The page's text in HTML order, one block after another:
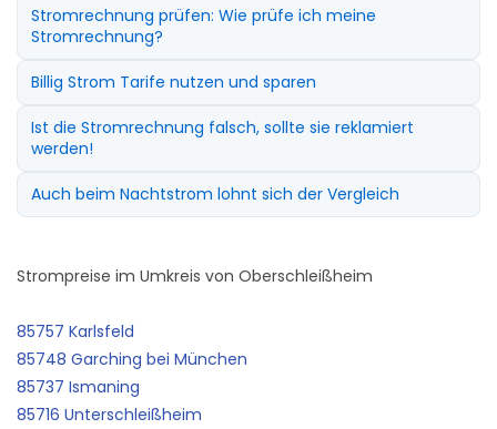
Stromrechnung prüfen: Wie prüfe ich meine
Stromrechnung?
Billig Strom Tarife nutzen und sparen
Ist die Stromrechnung falsch, sollte sie reklamiert
werden!
Auch beim Nachtstrom lohnt sich der Vergleich
Strompreise im Umkreis von Oberschleißheim
85757 Karlsfeld
85748 Garching bei München
85737 Ismaning
85716 Unterschleißheim